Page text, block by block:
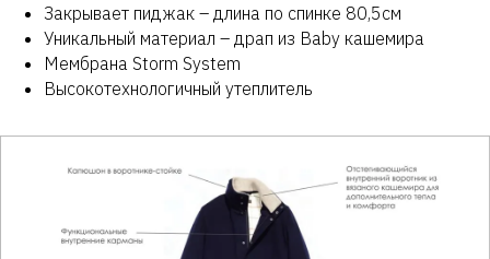
Закрывает пиджак – длина по спинке 80,5см
Уникальный материал – драп из Baby кашемира
Мембрана Storm System
Высокотехнологичный утеплитель